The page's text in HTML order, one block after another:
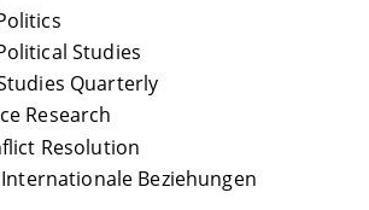
Studies
Quarterly
Research
Resolution
Beziehungen